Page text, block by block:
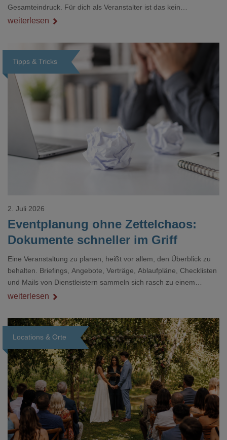
Gesamteindruck. Für dich als Veranstalter ist das kein
Nebenthema: Bei Textilien mit Stickerei oder mehreren
weiterlesen
Tipps & Tricks
Loading...
Eventplanung ohne Zettelchaos:
Dokumente schneller im Griff
2. Juli 2026
Eine Veranstaltung zu planen, heißt vor allem, den Überblick zu
behalten. Briefings, Angebote, Verträge, Ablaufpläne, Checklisten
und Mails von Dienstleistern sammeln sich rasch zu einem
unübersichtlichen Stapel. Wer schon einmal kurz vor einem Event
Dokument gesucht hat, kennt das mulmige Gefühl.
weiterlesen
Locations & Orte
Loading...